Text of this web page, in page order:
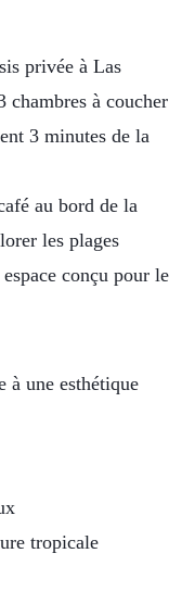
privée à Las
chambres à coucher
3 minutes de la
au bord de la
les plages
conçu pour le
une esthétique
tropicale